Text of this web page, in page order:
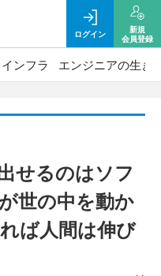
ログイン
新規
会員登録
インフラ エンジニアの生き
せるのはソフ
世の中を動か
ば人間は伸び